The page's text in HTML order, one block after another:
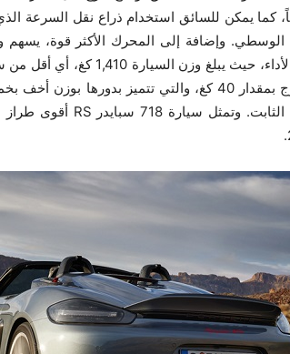
كما يمكن للسائق استخدام ذراع نقل السرعة
الوسطي. وإضافة إلى المحرك الأكثر قوة، يسهم